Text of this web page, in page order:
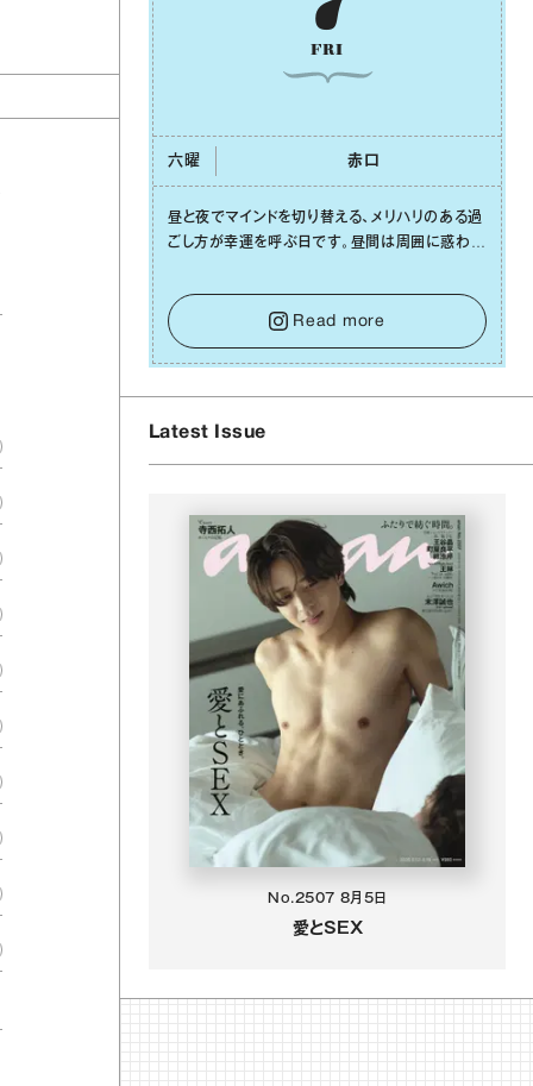
FRI
六曜 ⾚⼝
昼と夜でマインドを切り替える、メリハリのある過
ごし⽅が幸運を呼ぶ⽇です。昼間は周囲に惑わさ
をキープして。そして夜は、疲れや寂しさから⽢
い⾔葉に流されないよう、⼼にしっかりブレーキ
をかけること。この意識の切り替えが、あなたに
確かな安⼼感をもたらすはずです。
Read more
Latest Issue
No.2507 8月5日
愛とSEX